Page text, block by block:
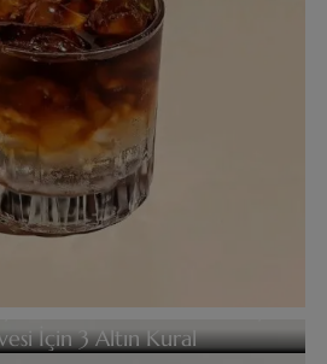
Ritüeli: Kusursuz Bir Bayram
İçin 3 Altın Kural